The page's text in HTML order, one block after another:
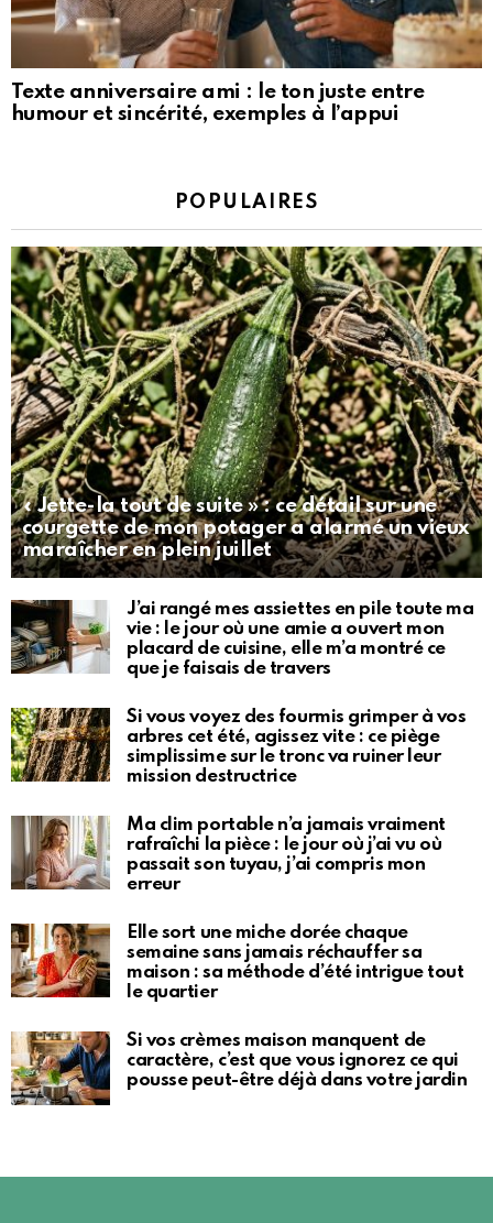
Texte anniversaire ami : le ton juste entre
humour et sincérité, exemples à l’appui
POPULAIRES
« Jette-la tout de suite » : ce détail sur une
courgette de mon potager a alarmé un vieux
maraîcher en plein juillet
J’ai rangé mes assiettes en pile toute ma
vie : le jour où une amie a ouvert mon
placard de cuisine, elle m’a montré ce
que je faisais de travers
Si vous voyez des fourmis grimper à vos
arbres cet été, agissez vite : ce piège
simplissime sur le tronc va ruiner leur
mission destructrice
Ma clim portable n’a jamais vraiment
rafraîchi la pièce : le jour où j’ai vu où
passait son tuyau, j’ai compris mon
erreur
Elle sort une miche dorée chaque
semaine sans jamais réchauffer sa
maison : sa méthode d’été intrigue tout
le quartier
Si vos crèmes maison manquent de
caractère, c’est que vous ignorez ce qui
pousse peut-être déjà dans votre jardin